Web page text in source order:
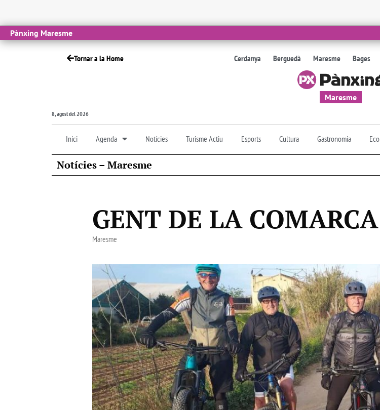
Pànxing Maresme
Tornar a la Home Cerdanya Berguedà Maresme Bages
Maresme
8, agost del 2026
Inici Agenda Notícies Turisme Actiu Esports Cultura Gastronomia Eco
Notícies – Maresme
GENT DE LA COMARCA
Maresme